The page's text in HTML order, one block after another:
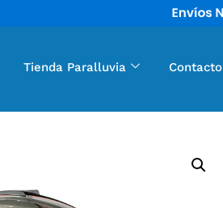
Tienda Paralluvia Contacto